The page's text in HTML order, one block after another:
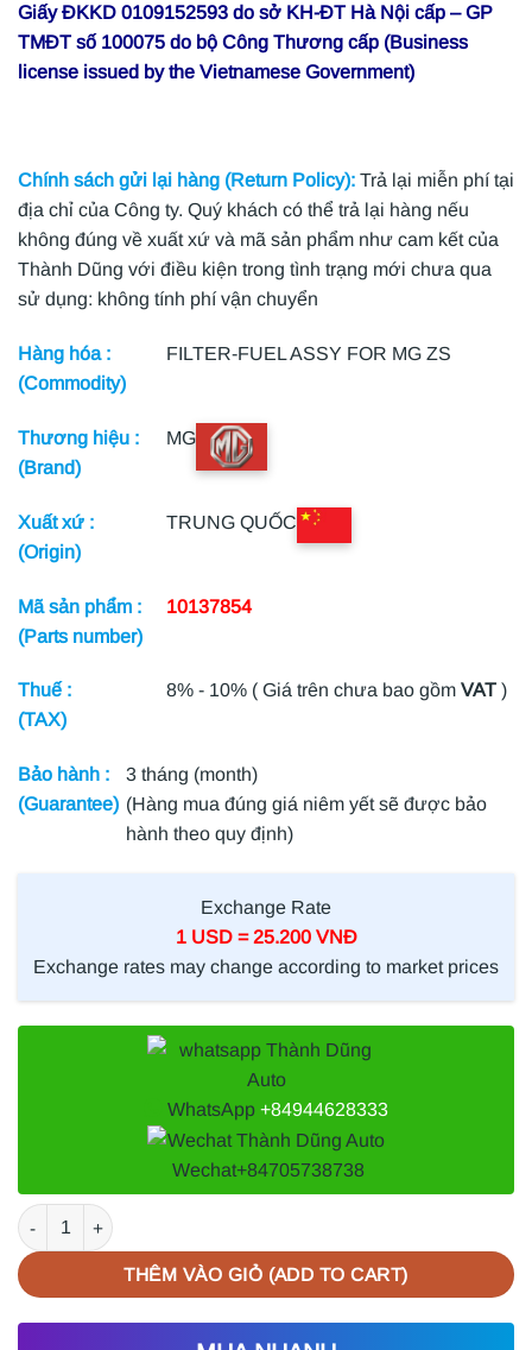
Giấy ĐKKD 0109152593 do sở KH-ĐT Hà Nội cấp – GP
TMĐT số 100075 do bộ Công Thương cấp (Business
license issued by the Vietnamese Government)
Chính sách gửi lại hàng (Return Policy): Trả lại miễn phí tại
địa chỉ của Công ty. Quý khách có thể trả lại hàng nếu
không đúng về xuất xứ và mã sản phẩm như cam kết của
Thành Dũng với điều kiện trong tình trạng mới chưa qua
sử dụng: không tính phí vận chuyển
Hàng hóa :
(Commodity)
FILTER-FUEL ASSY FOR MG ZS
Thương hiệu :
(Brand)
MG
Xuất xứ :
(Origin)
TRUNG QUỐC
Mã sản phẩm :
(Parts number)
10137854
Thuế :
(TAX)
8% - 10% ( Giá trên chưa bao gồmVAT )
Bảo hành :
(Guarantee)
3 tháng (month)
(Hàng mua đúng giá niêm yết sẽ được bảo
hành theo quy định)
Exchange Rate
1 USD = 25.200 VNĐ
Exchange rates may change according to market prices
WhatsApp +84944628333
Wechat+84705738738
LỌC XĂNG XE MG ZS 1.5L | 10137854 số lượng
THÊM VÀO GIỎ (ADD TO CART)